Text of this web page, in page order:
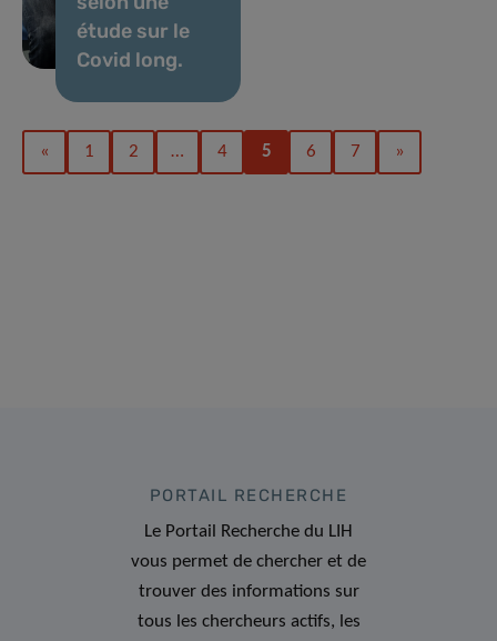
étude sur le
Covid long.
« 1 2 … 4 5 6 7 »
PORTAIL RECHERCHE
Le Portail Recherche du LIH
vous permet de chercher et de
trouver des informations sur
tous les chercheurs actifs, les